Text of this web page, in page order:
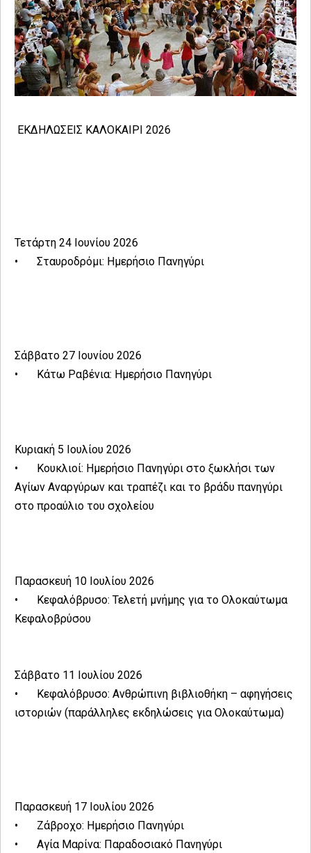
ΕΚΔΗΛΩΣΕΙΣ ΚΑΛΟΚΑΙΡΙ 2026
Τετάρτη 24 Ιουνίου 2026
•
Σταυροδρόμι: Ημερήσιο Πανηγύρι
Σάββατο 27 Ιουνίου 2026
•
Κάτω Ραβένια: Ημερήσιο Πανηγύρι
Κυριακή 5 Ιουλίου 2026
•
Κουκλιοί: Ημερήσιο Πανηγύρι στο ξωκλήσι των
Αγίων Αναργύρων και τραπέζι και το βράδυ πανηγύρι
στο προαύλιο του σχολείου
Παρασκευή 10 Ιουλίου 2026
•
Κεφαλόβρυσο: Τελετή μνήμης για το Ολοκαύτωμα
Κεφαλοβρύσου
Σάββατο 11 Ιουλίου 2026
•
Κεφαλόβρυσο: Ανθρώπινη βιβλιοθήκη – αφηγήσεις
ιστοριών (παράλληλες εκδηλώσεις για Ολοκαύτωμα)
Παρασκευή 17 Ιουλίου 2026
•
Ζάβροχο: Ημερήσιο Πανηγύρι
•
Αγία Μαρίνα: Παραδοσιακό Πανηγύρι